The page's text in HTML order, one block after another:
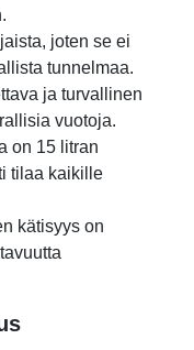
joten se ei
tunnelmaa.
ja turvallinen
vuotoja.
on 15 litran
tilaa kaikille
kätisyys on